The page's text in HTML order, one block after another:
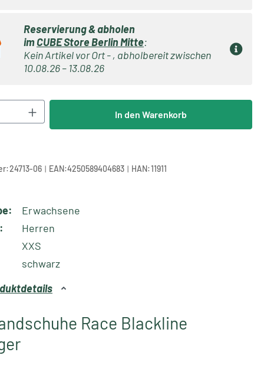
Reservierung & abholen
imCUBE Store Berlin Mitte:
Kein Artikel vor Ort - , abholbereit zwischen
10.08.26 – 13.08.26
Gib den gewünschten Wert ein
In den Warenkorb
24713-06 | EAN:4250589404683 | HAN:11911
Erwachsene
Herren
XXS
schwarz
Race Blackline